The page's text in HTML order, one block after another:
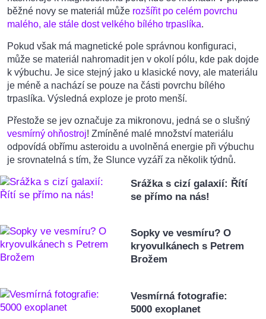
běžné novy se materiál může rozšířit po celém povrchu
malého, ale stále dost velkého bílého trpaslíka.
Pokud však má magnetické pole správnou konfiguraci,
může se materiál nahromadit jen v okolí pólu, kde pak dojde
k výbuchu. Je sice stejný jako u klasické novy, ale materiálu
je méně a nachází se pouze na části povrchu bílého
trpaslíka. Výsledná exploze je proto menší.
Přestože se jev označuje za mikronovu, jedná se o slušný
vesmírný ohňostroj! Zmíněné malé množství materiálu
odpovídá obřímu asteroidu a uvolněná energie při výbuchu
je srovnatelná s tím, že Slunce vyzáří za několik týdnů.
Srážka s cizí galaxií: Řítí
se přímo na nás!
Sopky ve vesmíru? O
kryovulkánech s Petrem
Brožem
Vesmírná fotografie:
5000 exoplanet